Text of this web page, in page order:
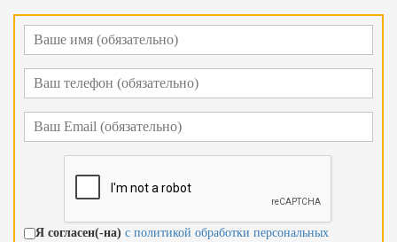
Я согласен(-на) с политикой обработки персональных